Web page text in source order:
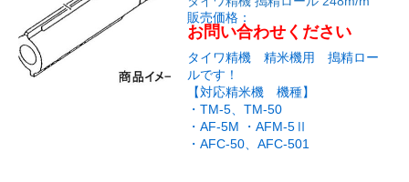
販売価格：
お問い合わせください
タイワ精機 精米機用 搗精ロー
ルです！
【対応精米機 機種】
・TM-5、TM-50
・AF-5M ・AFM-5Ⅱ
・AFC-50、AFC-501